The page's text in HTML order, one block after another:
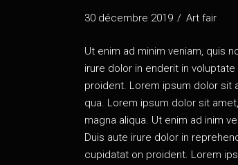
30 décembre 2019 Art fair
Ut enim ad minim veniam, quis
irure dolor in ende­rit in
proident. Lorem ipsum dolor
qua. Lorem ipsum dolor sit
magna ali­qua. Ut enim ad inim
Duis aute irure dolor in
cupi­da­tat on proident. Lorem